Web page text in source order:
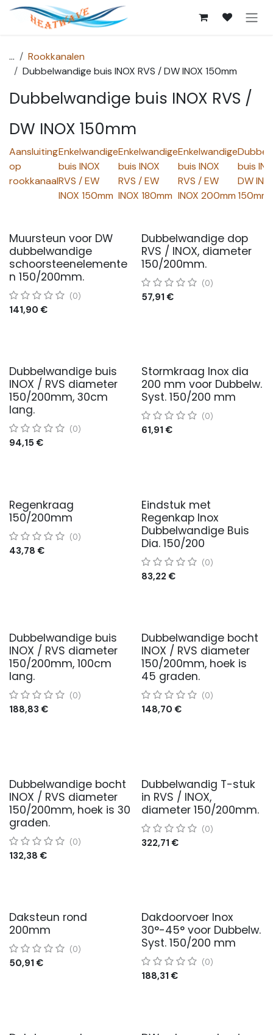
Overslaan naar inhoud
...
Rookkanalen
Dubbelwandige buis INOX RVS / DW INOX 150mm
Dubbelwandige buis INOX RVS /
DW INOX 150mm
Aansluiting
op
rookkanaal
Enkelwandige
buis INOX
RVS / EW
INOX 150mm
Enkelwandige
buis INOX
RVS / EW
INOX 180mm
Enkelwandige
buis INOX
RVS / EW
INOX 200mm
buis
DW
150mm
Muursteun voor DW
dubbelwandige
schoorsteenelemente
n 150/200mm.
(0)
141,90 €
Dubbelwandige dop
RVS / INOX, diameter
150/200mm.
(0)
57,91 €
Dubbelwandige buis
INOX / RVS diameter
150/200mm, 30cm
lang.
(0)
94,15 €
Stormkraag Inox dia
200 mm voor Dubbelw.
Syst. 150/200 mm
(0)
61,91 €
Regenkraag
150/200mm
(0)
43,78 €
Eindstuk met
Regenkap Inox
Dubbelwandige Buis
Dia. 150/200
(0)
83,22 €
Dubbelwandige buis
INOX / RVS diameter
150/200mm, 100cm
lang.
(0)
188,83 €
Dubbelwandige bocht
INOX / RVS diameter
150/200mm, hoek is
45 graden.
(0)
148,70 €
Dubbelwandige bocht
INOX / RVS diameter
150/200mm, hoek is 30
graden.
(0)
132,38 €
Dubbelwandig T-stuk
in RVS / INOX,
diameter 150/200mm.
(0)
322,71 €
Daksteun rond
200mm
(0)
50,91 €
Dakdoorvoer Inox
30°-45° voor Dubbelw.
Syst. 150/200 mm
(0)
188,31 €